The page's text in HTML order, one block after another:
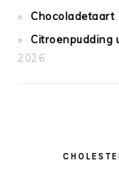
Chocoladetaart
Citroenpudding
2026